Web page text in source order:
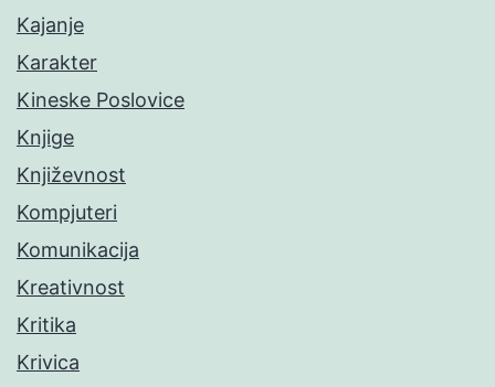
Kajanje
Karakter
Kineske Poslovice
Knjige
Književnost
Kompjuteri
Komunikacija
Kreativnost
Kritika
Krivica